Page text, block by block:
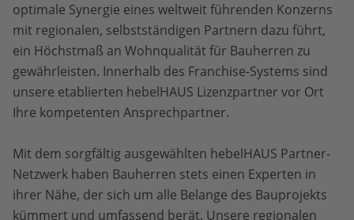
optimale Synergie eines weltweit führenden Konzerns
mit regionalen, selbstständigen Partnern dazu führt,
ein Höchstmaß an Wohnqualität für Bauherren zu
gewährleisten. Innerhalb des Franchise-Systems sind
unsere etablierten hebelHAUS Lizenzpartner vor Ort
Ihre kompetenten Ansprechpartner.
Mit dem sorgfältig ausgewählten hebelHAUS Partner-
Netzwerk haben Bauherren stets einen Experten in
ihrer Nähe, der sich um alle Belange des Bauprojekts
kümmert und umfassend berät. Unsere regionalen